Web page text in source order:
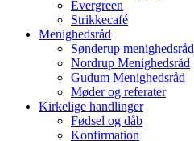
Evergreen
Strikkecafé
Menighedsråd
Sønderup menighedsråd
Nordrup Menighedsråd
Gudum Menighedsråd
Møder og referater
Kirkelige handlinger
Fødsel og dåb
Konfirmation